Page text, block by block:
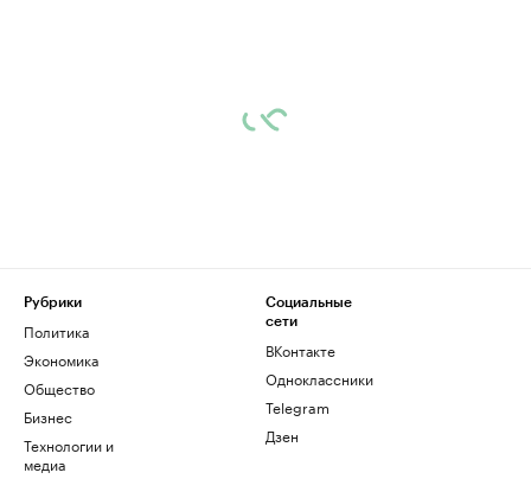
Рубрики
Политика
Экономика
Общество
Бизнес
Технологии и
медиа
Социальные
сети
ВКонтакте
Одноклассники
Telegram
Дзен